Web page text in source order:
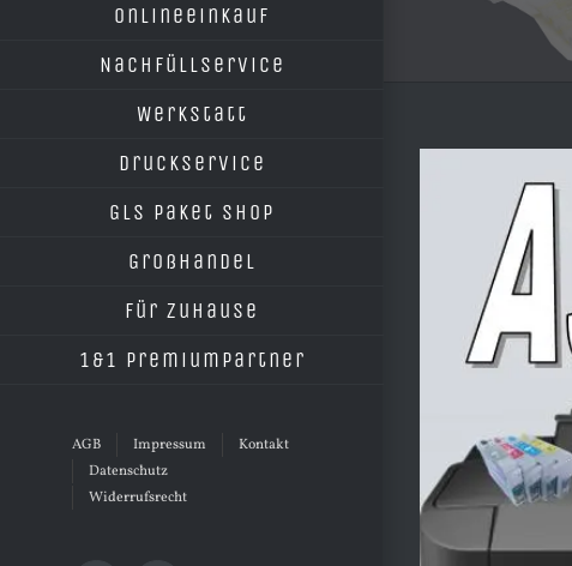
Onlineeinkauf
Nachfüllservice
Werkstatt
Druckservice
GLS Paket Shop
Großhandel
Für Zuhause
1&1 Premiumpartner
AGB Impressum
Kontakt
Datenschutz
Widerrufsrecht